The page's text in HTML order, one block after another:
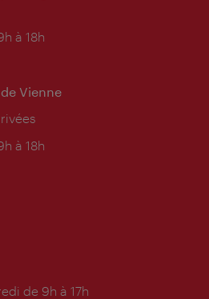
à 18h
Vienne
à 18h
de 9h à 17h